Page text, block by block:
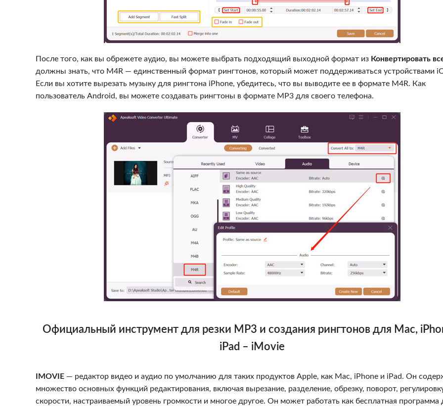
После того, как вы обрежете аудио, вы можете выбрать подходящий выходной формат из Конвертировать
должны знать, что M4R — единственный формат рингтонов, который может поддерживаться устройствами
Если вы хотите вырезать музыку для рингтона iPhone, убедитесь, что вы выводите ее в формате M4R. Как
пользователь Android, вы можете создавать рингтоны в формате MP3 для своего телефона.
Официальный инструмент для резки MP3 и создания рингтонов для Mac,
iPad – iMovie
IMOVIE — редактор видео и аудио по умолчанию для таких продуктов Apple, как Mac, iPhone и iPad. Он
множество основных функций редактирования, включая вырезание, разделение, обрезку, поворот,
скорости, настраиваемый уровень громкости и многое другое. Он может работать как бесплатная программа